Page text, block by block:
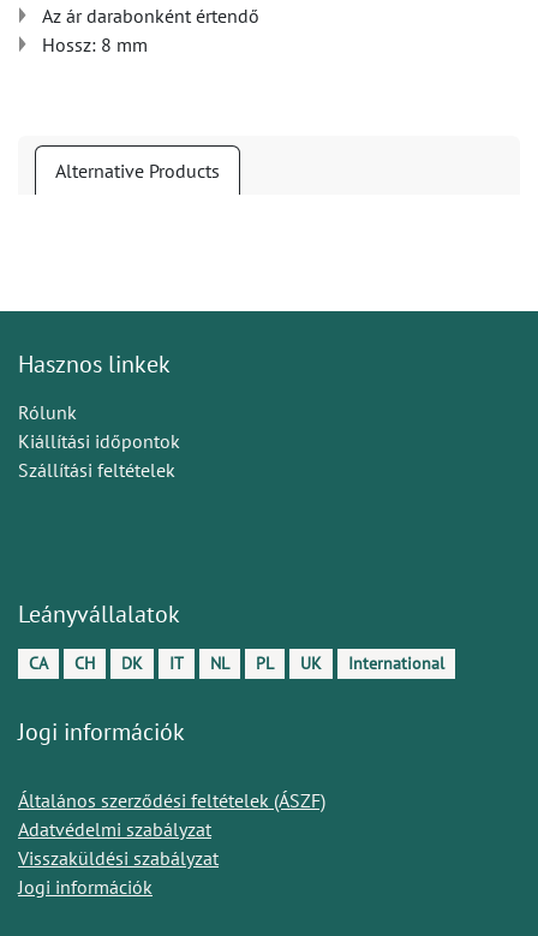
Az ár darabonként értendő
Hossz: 8 mm
Alternative Products
Hasznos linkek
Rólunk
Kiállítási időpontok
Szállítási feltételek
Leányvállalatok
CA CH DK IT NL PL UK International
Jogi információk
Általános szerződési feltételek (ÁSZF)
Adatvédelmi szabályzat
Visszaküldési szabályzat
Jogi információk